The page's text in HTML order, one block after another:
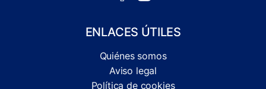
ENLACES ÚTILES
Quiénes somos
Aviso legal
Política de cookies